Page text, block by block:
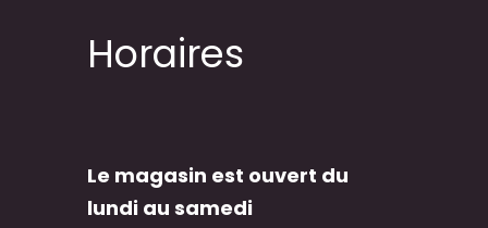
Horaires
Le magasin est ouvert du
lundi au samedi